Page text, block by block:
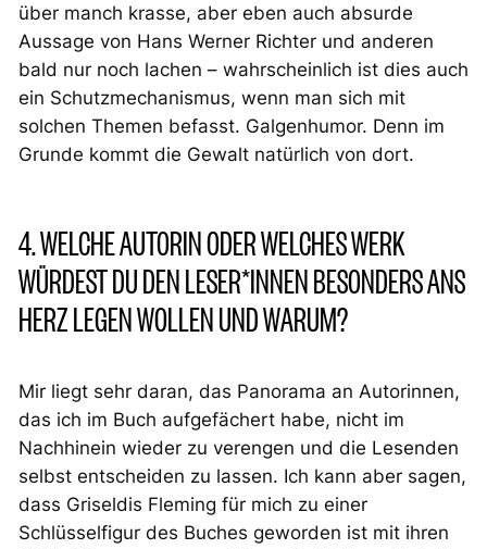
über manch krasse, aber eben auch absurde
Aussage von Hans Werner Richter und anderen
bald nur noch lachen – wahrscheinlich ist dies auch
ein Schutzmechanismus, wenn man sich mit
solchen Themen befasst. Galgenhumor. Denn im
Grunde kommt die Gewalt natürlich von dort.
4. WELCHE AUTORIN ODER WELCHES WERK
WÜRDEST DU DEN LESER*INNEN BESONDERS ANS
HERZ LEGEN WOLLEN UND WARUM?
Mir liegt sehr daran, das Panorama an Autorinnen,
das ich im Buch aufgefächert habe, nicht im
Nachhinein wieder zu verengen und die Lesenden
selbst entscheiden zu lassen. Ich kann aber sagen,
dass Griseldis Fleming für mich zu einer
Schlüsselfigur des Buches geworden ist mit ihren